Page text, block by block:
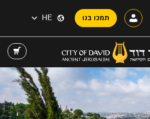
תמכו בנו HE